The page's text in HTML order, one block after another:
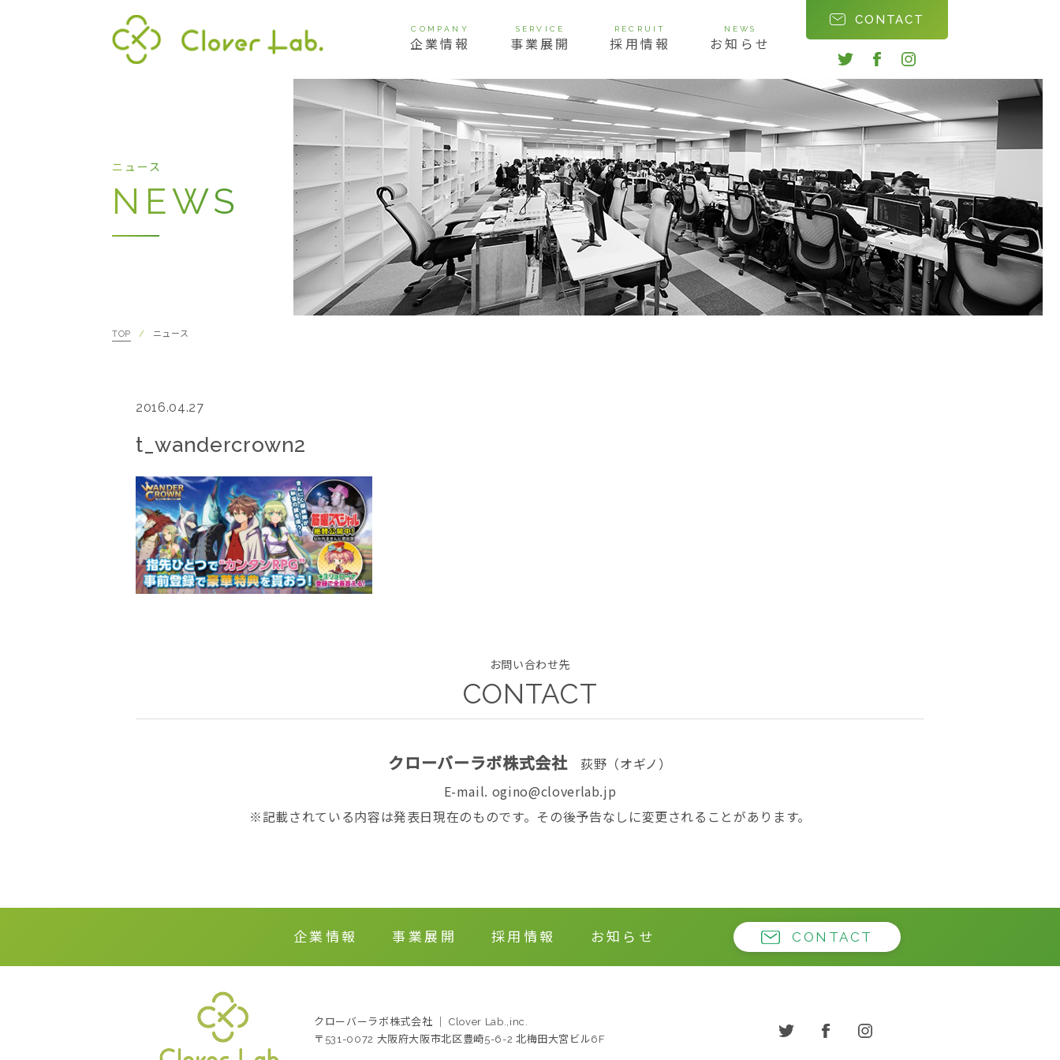
COMPANY
企業情報
代表挨拶 経営理念 ビジョン 会社概要 会社沿革
SERVICE
事業展開
RECRUIT
採用情報
NEWS
お知らせ
CONTACT
twitterfacebookinstagram
ニュース
NEWS
TOP ニュース
t_wandercrown2
2016.04.27
お問い合わせ先
CONTACT
クローバーラボ株式会社荻野（オギノ）
E-mail. ogino@cloverlab.jp
※記載されている内容は発表日現在のものです。その後予告なしに変更されることがあります。
企業情報 事業展開 採用情報 お知らせ CONTACT
クローバーラボ株式会社 ｜ Clover Lab.,inc.
〒531-0072 大阪府大阪市北区豊崎5-6-2 北梅田大宮ビル6F